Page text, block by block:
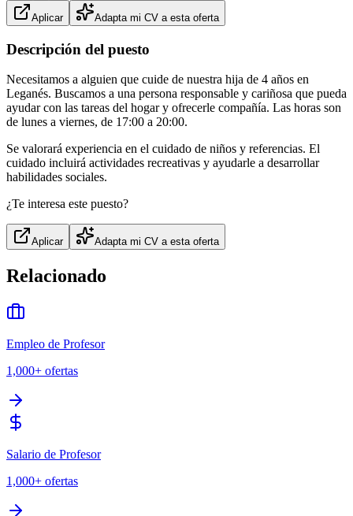
Aplicar Adapta mi CV a esta oferta
Descripción del puesto
Necesitamos a alguien que cuide de nuestra hija de 4 años en
Leganés. Buscamos a una persona responsable y cariñosa que pueda
ayudar con las tareas del hogar y ofrecerle compañía. Las horas son
de lunes a viernes, de 17:00 a 20:00.
Se valorará experiencia en el cuidado de niños y referencias. El
cuidado incluirá actividades recreativas y ayudarle a desarrollar
habilidades sociales.
¿Te interesa este puesto?
Aplicar Adapta mi CV a esta oferta
Relacionado
Empleo de Profesor
1,000+ ofertas
Salario de Profesor
1,000+ ofertas